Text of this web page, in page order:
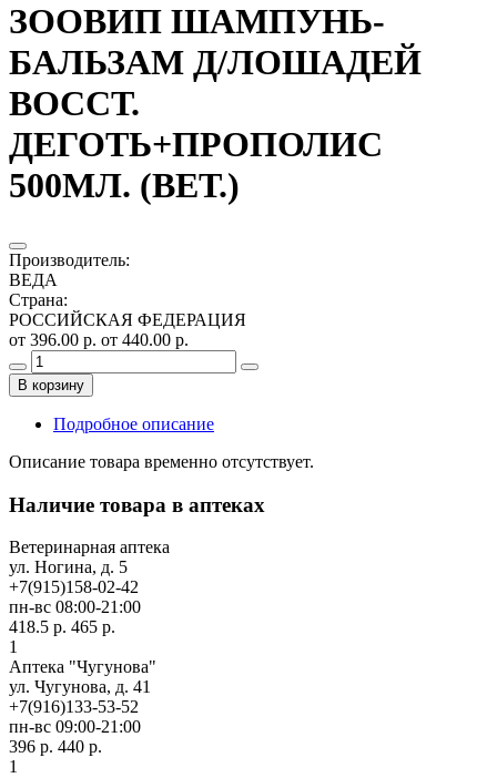
ЗООВИП ШАМПУНЬ-
БАЛЬЗАМ Д/ЛОШАДЕЙ
ВОССТ.
ДЕГОТЬ+ПРОПОЛИС
500МЛ. (ВЕТ.)
Производитель:
ВЕДА
Страна:
РОССИЙСКАЯ ФЕДЕРАЦИЯ
от 396.00 р. от 440.00 р.
В корзину
Подробное описание
Описание товара временно отсутствует.
Наличие товара в аптеках
Ветеринарная аптека
ул. Ногина, д. 5
+7(915)158-02-42
пн-вс 08:00-21:00
418.5 р. 465 р.
1
Аптека "Чугунова"
ул. Чугунова, д. 41
+7(916)133-53-52
пн-вс 09:00-21:00
396 р. 440 р.
1